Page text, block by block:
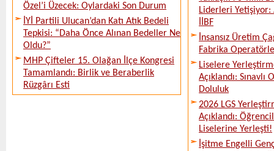
Özel’i Üzecek: Oylardaki Son Durum
İYİ Partili Ulucan’dan Katı Atık Bedeli
Tepkisi: “Daha Önce Alınan Bedeller Ne
Oldu?”
MHP Çifteler 15. Olağan İlçe Kongresi
Tamamlandı: Birlik ve Beraberlik
Rüzgârı Esti
Liderleri
İİBF
İnsansız Üretim
Fabrika
Liselere
Açıklandı:
Doluluk
2026 LGS
Açıklandı:
Liselerine Yerleşti!
İşitme Engelli